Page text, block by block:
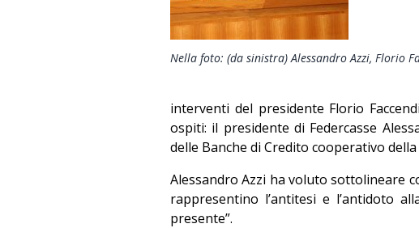
Nella foto: (da sinistra) Alessandro Azzi, Florio
interventi del presidente Florio
ospiti: il presidente di Federcasse
delle Banche di Credito cooperativo
Alessandro Azzi ha voluto sottolineare
rappresentino l’antitesi e l’antidoto
presente”.